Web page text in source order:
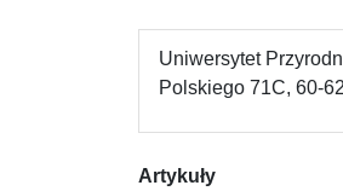
Uniwersytet
Polskiego 71C, 60-
Artykuły